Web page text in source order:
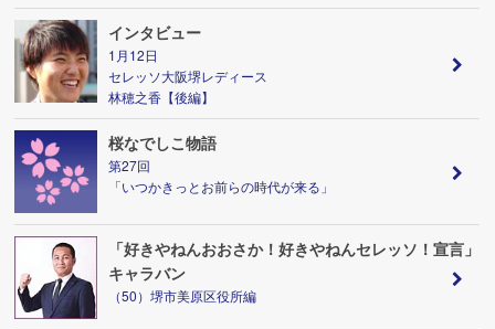
インタビュー
1月12日
セレッソ大阪堺レディース
林穂之香【後編】
桜なでしこ物語
第27回
「いつかきっとお前らの時代が来る」
「好きやねんおおさか！好きやねんセレッソ！宣言」
キャラバン
（50）堺市美原区役所編